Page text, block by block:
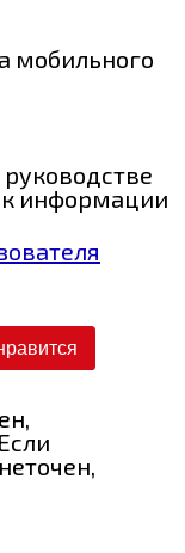
мобильного
информации